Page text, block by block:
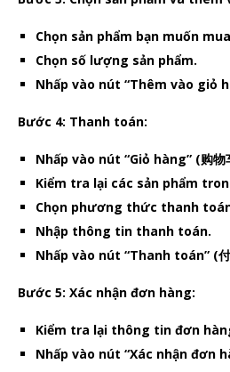
Chọn sản phẩm bạn muốn
Chọn số lượng sản phẩm.
Nhấp vào nút “Thêm vào giỏ
Bước 4: Thanh toán:
Nhấp vào nút “Giỏ hàng” (购物
Kiểm tra lại các sản phẩm
Chọn phương thức thanh
Nhập thông tin thanh toán.
Nhấp vào nút “Thanh toán” (
Bước 5: Xác nhận đơn hàng:
Kiểm tra lại thông tin đơn
Nhấp vào nút “Xác nhận đơn